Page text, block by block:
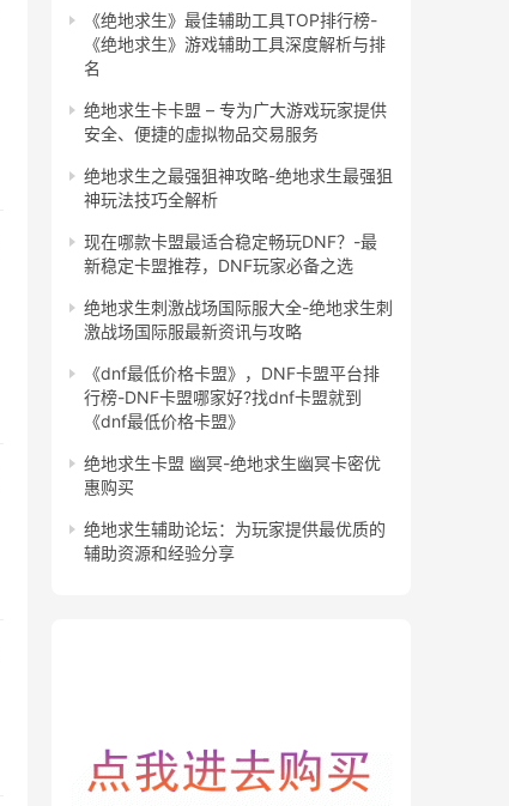
《绝地求生》最佳辅助工具TOP排行榜-
《绝地求生》游戏辅助工具深度解析与排
名
绝地求生卡卡盟 – 专为广大游戏玩家提供
安全、便捷的虚拟物品交易服务
绝地求生之最强狙神攻略-绝地求生最强狙
神玩法技巧全解析
现在哪款卡盟最适合稳定畅玩DNF？-最
新稳定卡盟推荐，DNF玩家必备之选
绝地求生刺激战场国际服大全-绝地求生刺
激战场国际服最新资讯与攻略
《dnf最低价格卡盟》，DNF卡盟平台排
行榜-DNF卡盟哪家好?找dnf卡盟就到
《dnf最低价格卡盟》
绝地求生卡盟 幽冥-绝地求生幽冥卡密优
惠购买
绝地求生辅助论坛：为玩家提供最优质的
辅助资源和经验分享